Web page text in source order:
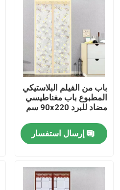
باب من الفيلم البلاستيكي
المطبوع باب مغناطيسي
مضاد للبرد 90x220 سم
إرسال استفسار